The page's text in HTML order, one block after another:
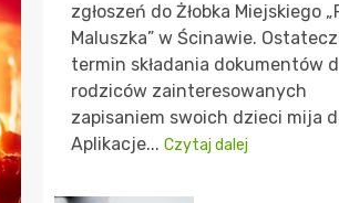
zgłoszeń do Żłobka Miejskiego
Maluszka” w Ścinawie.
termin składania dokumentów
rodziców zainteresowanych
zapisaniem swoich dzieci mija
Aplikacje... Czytaj dalej